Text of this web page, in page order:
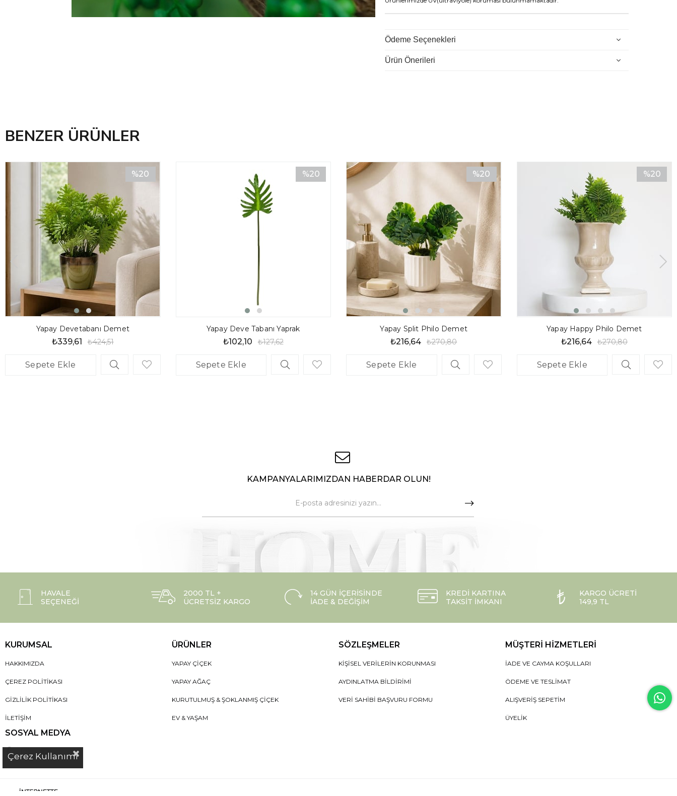
Ödeme Seçenekleri
Ürün Önerileri
BENZER ÜRÜNLER
Yapay Devetabanı Demet
₺339,61 ₺424,51
%20
%20İndirim
Sepete Ekle
Yapay Deve Tabanı Yaprak
₺102,10 ₺127,62
%20
Sepete Ekle
Yapay Split Philo Demet
₺216,64 ₺270,80
%20
İndirim
%20İndirim
Sepete Ekle
Yapay Happy Philo Demet
₺216,64 ₺270,80
%20
Sepete Ekle
KAMPANYALARIMIZDAN HABERDAR OLUN!
HAVALE
SEÇENEĞI
2000 TL +
ÜCRETSIZ KARGO
14 GÜN İÇERISINDE
İADE & DEĞIŞIM
KREDI KARTINA
TAKSIT İMKANI
KARGO ÜCRETI
149,9 TL
KURUMSAL
HAKKIMIZDA
ÇEREZ POLITIKASI
GIZLILIK POLITIKASI
İLETIŞIM
ÜRÜNLER
YAPAY ÇIÇEK
YAPAY AĞAÇ
KURUTULMUŞ & ŞOKLANMIŞ ÇIÇEK
EV & YAŞAM
SÖZLEŞMELER
KIŞISEL VERILERIN KORUNMASI
AYDINLATMA BILDIRIMI
VERI SAHIBI BAŞVURU FORMU
MÜŞTERI HIZMETLERI
İADE VE CAYMA KOŞULLARI
ÖDEME VE TESLIMAT
ALIŞVERIŞ SEPETIM
ÜYELIK
SOSYAL MEDYA
Çerez Kullanımı